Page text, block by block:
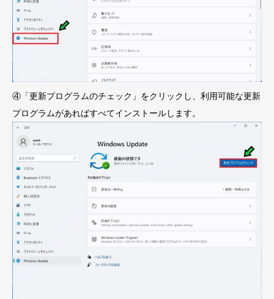
④「更新プログラムのチェック」をクリックし、利用可能な更新
プログラムがあればすべてインストールします。